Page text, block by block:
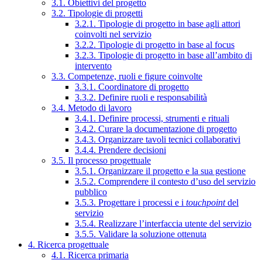
3.1. Obiettivi del progetto
3.2. Tipologie di progetti
3.2.1. Tipologie di progetto in base agli attori
coinvolti nel servizio
3.2.2. Tipologie di progetto in base al focus
3.2.3. Tipologie di progetto in base all’ambito di
intervento
3.3. Competenze, ruoli e figure coinvolte
3.3.1. Coordinatore di progetto
3.3.2. Definire ruoli e responsabilità
3.4. Metodo di lavoro
3.4.1. Definire processi, strumenti e rituali
3.4.2. Curare la documentazione di progetto
3.4.3. Organizzare tavoli tecnici collaborativi
3.4.4. Prendere decisioni
3.5. Il processo progettuale
3.5.1. Organizzare il progetto e la sua gestione
3.5.2. Comprendere il contesto d’uso del servizio
pubblico
3.5.3. Progettare i processi e i touchpointdel
servizio
3.5.4. Realizzare l’interfaccia utente del servizio
3.5.5. Validare la soluzione ottenuta
4. Ricerca progettuale
4.1. Ricerca primaria